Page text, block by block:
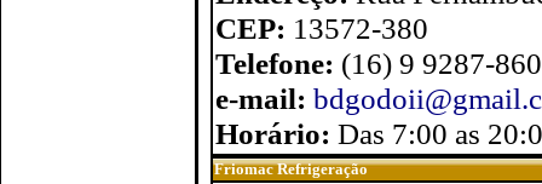
CEP: 13572-380
Telefone: (16) 9 9287-
e-mail:
Horário: Das 7:00 as
Friomac Refrigeração